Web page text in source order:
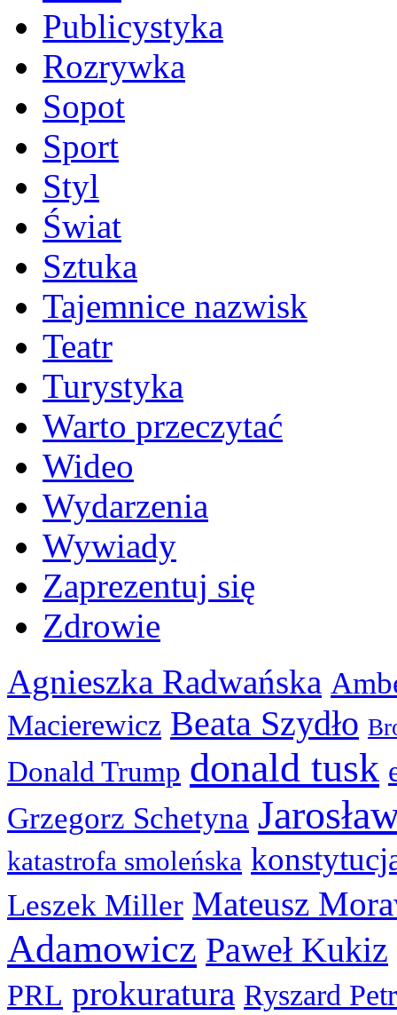
Publicystyka
Rozrywka
Sopot
Sport
Styl
Świat
Sztuka
Tajemnice nazwisk
Teatr
Turystyka
Warto przeczytać
Wideo
Wydarzenia
Wywiady
Zaprezentuj się
Zdrowie
Agnieszka Radwańska
Macierewicz Beata Szydło
Donald Trump donald tusk
Grzegorz Schetyna
katastrofa smoleńska
Leszek Miller Mateusz
Adamowicz Paweł Kukiz
PRL prokuratura Ryszard